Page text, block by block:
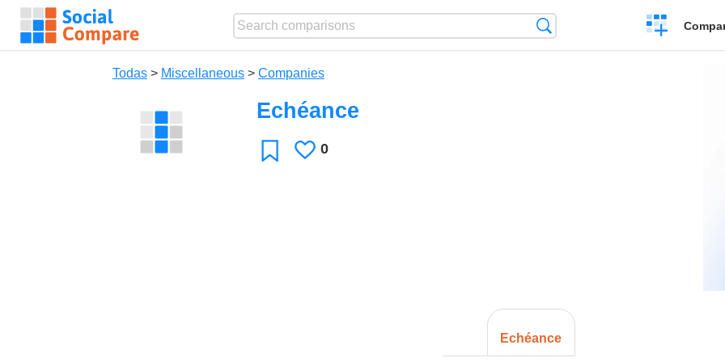
Crear
una
Todas > Miscellaneous > Companies
Echéance
Favoritos
Le
0
Echéance